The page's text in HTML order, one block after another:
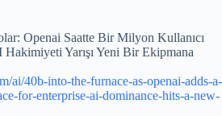
Openai Saatte Bir Milyon Kullanıcı
Yarışı Yeni Bir Ekipmana
ai/40b-into-the-furnace-as-openai-adds-a-
for-enterprise-ai-dominance-hits-a-new-